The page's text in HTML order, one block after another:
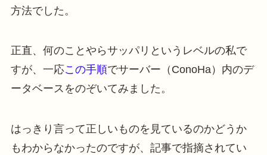
方法でした。
正直、何のことやらサッパリというレベルの私で
すが、一応この手順でサーバー（ConoHa）内のデ
ータベースをのぞいてみました。
はっきり言って正しいものを見ているのかどうか
もわからなかったのですが、記事で指摘されてい